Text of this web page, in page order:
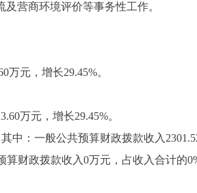
营商环境评价等事务性工作。
元，增长29.45%。
万元，增长29.45%。
：一般公共预算财政拨款收入
财政拨款收入0万元，占收入合计的